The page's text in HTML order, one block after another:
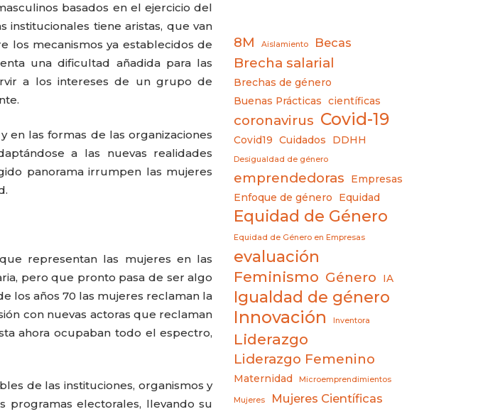
basados en el ejercicio del
institucionales tiene aristas, que van
los mecanismos ya establecidos de
una dificultad añadida para las
a los intereses de un grupo de
las formas de las organizaciones
a las nuevas realidades
panorama irrumpen las mujeres
representan las mujeres en las
pero que pronto pasa de ser algo
los años 70 las mujeres reclaman la
con nuevas actoras que reclaman
ahora ocupaban todo el espectro,
de las instituciones, organismos y
programas electorales, llevando su
8M Aislamiento Becas
Brecha salarial
Brechas de género
Buenas Prácticas
científicas
coronavirus Covid-19
Covid19 Cuidados DDHH
Desigualdad de género
emprendedoras
Empresas
Enfoque de género
Equidad
Equidad de Género
Equidad de Género en Empresas
evaluación
Feminismo Género IA
Igualdad de género
Innovación Inventora
Liderazgo
Liderazgo Femenino
Maternidad Microemprendimientos
Mujeres Mujeres Científicas